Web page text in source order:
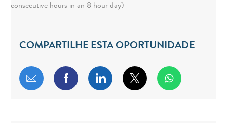
consecutive hours in an 8 hour day)
COMPARTILHE ESTA OPORTUNIDADE
Compartilhar por e-mail
Compartilhar via Facebook
Compartilhar via LinkedIn
Compartilhar via